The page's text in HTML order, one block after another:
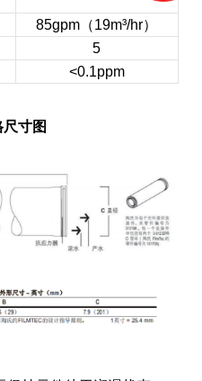
85gpm（19m³/hr）
5
<0.1ppm
寸图